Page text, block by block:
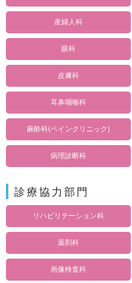
産婦人科
眼科
皮膚科
耳鼻咽喉科
麻酔科(ペインクリニック)
病理診断科
診療協力部門
リハビリテーション科
薬剤科
画像検査科